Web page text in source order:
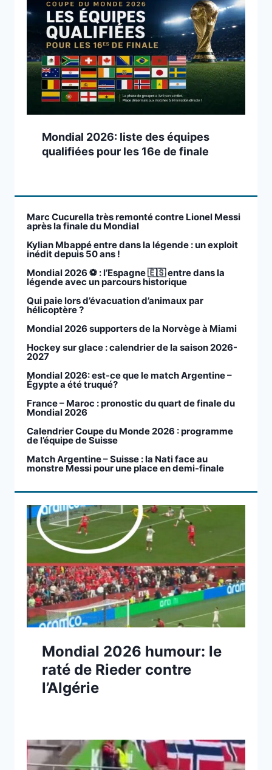
Mondial 2026: liste des équipes
qualifiées pour les 16e de finale
Marc Cucurella très remonté contre Lionel Messi
après la finale du Mondial
Kylian Mbappé entre dans la légende : un exploit
inédit depuis 50 ans !
Mondial 2026 ⚽️ : l’Espagne 🇪🇸 entre dans la
légende avec un parcours historique
Qui paie lors d’évacuation d’animaux par
hélicoptère ?
Mondial 2026 supporters de la Norvège à Miami
Hockey sur glace : calendrier de la saison 2026-
2027
Mondial 2026: est-ce que le match Argentine –
Égypte a été truqué?
France – Maroc : pronostic du quart de finale du
Mondial 2026
Calendrier Coupe du Monde 2026 : programme
de l’équipe de Suisse
Match Argentine – Suisse : la Nati face au
monstre Messi pour une place en demi-finale
Mondial 2026 humour: le
raté de Rieder contre
l’Algérie